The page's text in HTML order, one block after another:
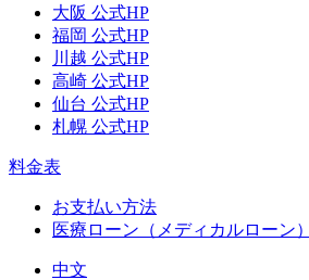
大阪 公式HP
福岡 公式HP
川越 公式HP
高崎 公式HP
仙台 公式HP
札幌 公式HP
料金表
お支払い方法
医療ローン（メディカルローン）
中文